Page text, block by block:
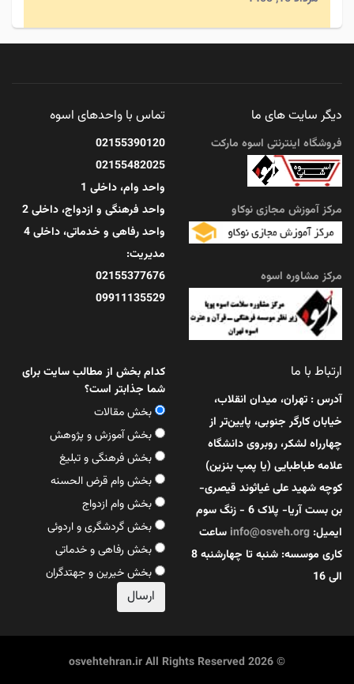
آنچه در این مقاله ...
مرداد 14, 1405
دیگر سایت های ما
فروشگاه اینترنتی اسوه مارکت
مرکز آموزش مجازی نوکاو
مرکز مشاوره اسوه
تماس با واحدهای اسوه
02155390120
02155482025
واحد وام، داخلی 1
واحد فرهنگی و ازدواج، داخلی 2
واحد رفاهی و خدماتی، داخلی 4
مدیریت:
02155377676
09911135529
ارتباط با ما
آدرس : تهران، میدان انقلاب،
خیابان کارگر جنوبی، پایین‌تر از
چهارراه لشکر، روبروی دانشگاه
علامه طباطبایی (یا پمپ بنزین)
کوچه شهید علی غیاثوند قیصری-
بن بست آریا- پلاک 6 - زنگ سوم
ایمیل: info@osveh.org ساعت
کاری موسسه: شنبه تا چهارشنبه 8
الی 16
کدام بخش از مطالب سایت برای
شما جذابتر است؟
بخش مقالات
بخش آموزش و پژوهش
بخش فرهنگی و تبلیغ
بخش وام قرض الحسنه
بخش وام ازدواج
بخش گردشگری و اردوئی
بخش رفاهی و خدماتی
بخش خیرین و جهتدگران
© 2026 osvehtehran.ir All Rights Reserved